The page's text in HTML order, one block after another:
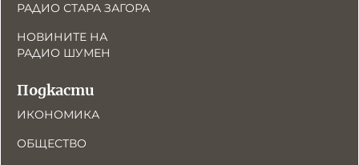
РАДИО СТАРА ЗАГОРА
НОВИНИТЕ НА
РАДИО ШУМЕН
Подкасти
ИКОНОМИКА
ОБЩЕСТВО